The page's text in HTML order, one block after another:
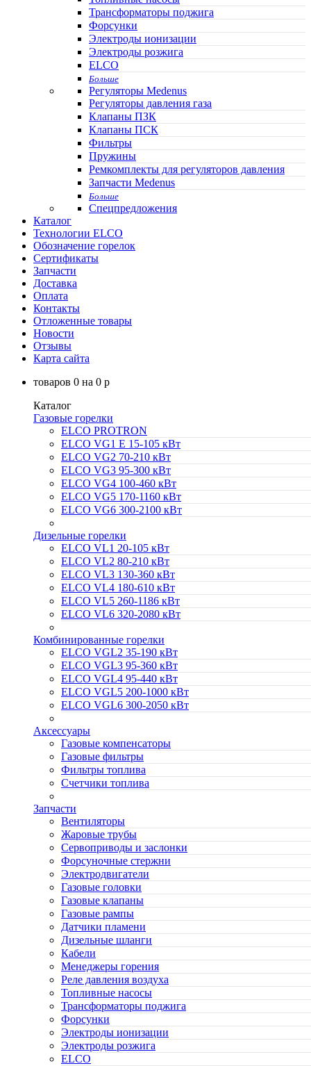
Трансформаторы поджига
Форсунки
Электроды ионизации
Электроды розжига
ELCO
Больше
Регуляторы Medenus
Регуляторы давления газа
Клапаны ПЗК
Клапаны ПСК
Фильтры
Пружины
Ремкомплекты для регуляторов давления
Запчасти Medenus
Больше
Спецпредложения
Каталог
Технологии ELCO
Обозначение горелок
Сертификаты
Запчасти
Доставка
Оплата
Контакты
Отложенные товары
Новости
Отзывы
Карта сайта
товаров 0 на 0 p
Каталог
Газовые горелки
ELCO PROTRON
ELCO VG1 E 15-105 кВт
ELCO VG2 70-210 кВт
ELCO VG3 95-300 кВт
ELCO VG4 100-460 кВт
ELCO VG5 170-1160 кВт
ELCO VG6 300-2100 кВт
Дизельные горелки
ELCO VL1 20-105 кВт
ELCO VL2 80-210 кВт
ELCO VL3 130-360 кВт
ELCO VL4 180-610 кВт
ELCO VL5 260-1186 кВт
ELCO VL6 320-2080 кВт
Комбинированные горелки
ELCO VGL2 35-190 кВт
ELCO VGL3 95-360 кВт
ELCO VGL4 95-440 кВт
ELCO VGL5 200-1000 кВт
ELCO VGL6 300-2050 кВт
Аксессуары
Газовые компенсаторы
Газовые фильтры
Фильтры топлива
Счетчики топлива
Запчасти
Вентиляторы
Жаровые трубы
Сервоприводы и заслонки
Форсуночные стержни
Электродвигатели
Газовые головки
Газовые клапаны
Газовые рампы
Датчики пламени
Дизельные шланги
Кабели
Менеджеры горения
Реле давления воздуха
Топливные насосы
Трансформаторы поджига
Форсунки
Электроды ионизации
Электроды розжига
ELCO